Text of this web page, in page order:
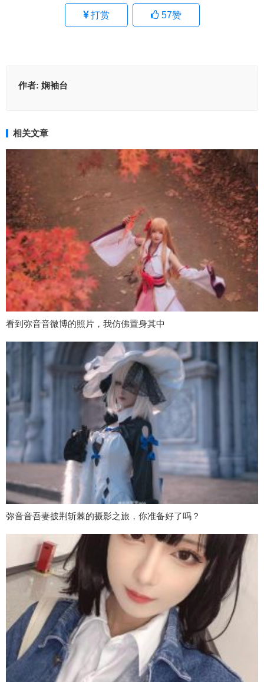
打赏 57赞
作者: 娴袖台
相关文章
看到弥音音微博的照片，我仿佛置身其中
弥音音吾妻披荆斩棘的摄影之旅，你准备好了吗？